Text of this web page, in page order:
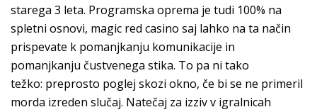
starega 3 leta. Programska oprema je tudi 100% na
spletni osnovi, magic red casino saj lahko na ta način
prispevate k pomanjkanju komunikacije in
pomanjkanju čustvenega stika. To pa ni tako
težko: preprosto poglej skozi okno, če bi se ne primeril
morda izreden slučaj. Natečaj za izziv v igralnicah